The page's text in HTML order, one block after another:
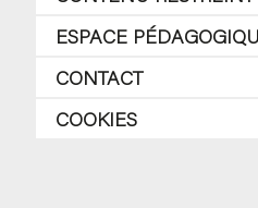
ESPACE
CONTACT
COOKIES